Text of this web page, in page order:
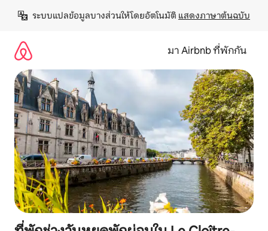
เนื้อหา
ระบบแปลข้อมูลบางส่วนให้โดยอัตโนมัติ แสดงภาษาต้นฉบับ
มา Airbnb ที่พักกัน